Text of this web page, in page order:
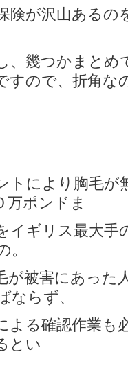
険が沢山あるの
、幾つかまとめ
すので、折角な
により胸毛が
万ポンドま
イギリス最大手
。
が被害にあった
ならず、
よる確認作業も
とい